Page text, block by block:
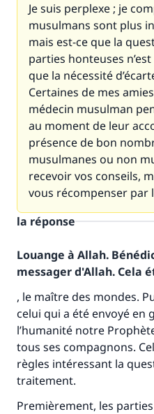
Je suis perplexe ; je
musulmans sont plus
mais est-ce que la
parties honteuses
que la nécessité
Certaines de mes
médecin musulman
au moment de leur
présence de bon
musulmanes ou non
recevoir vos conseils,
vous récompenser par
la réponse
Louange à Allah.
messager d'Allah. Cela
, le maître des mondes.
celui qui a été envoyé en
l’humanité notre
tous ses compagnons.
règles intéressant la
traitement.
Premièrement, les